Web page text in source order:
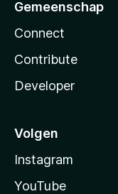
Gemeenschap
Connect
Contribute
Developer
Volgen
Instagram
YouTube